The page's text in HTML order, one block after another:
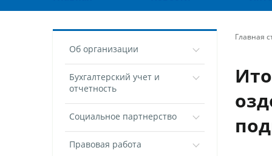
Об организации
Бухгалтерский учет и
отчетность
Социальное партнерство
Правовая работа
Главная